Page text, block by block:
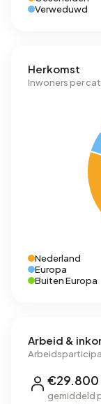
Verweduwd
Herkomst
Inwoners per
Nederland
Europa
Buiten Europa
Arbeid &
€29.800
gemiddeld